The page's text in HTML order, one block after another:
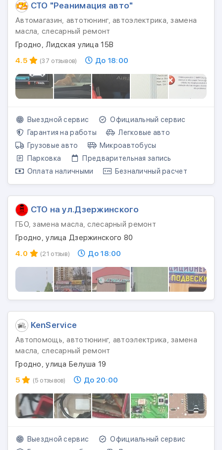
СТО "Реанимация авто"
Автомагазин, автотюнинг, автоэлектрика, замена
масла, слесарный ремонт
Гродно, Лидская улица 15В
4.5
(37 отзывов) До 18:00
Выездной сервис
Официальный сервис
Гарантия на работы
Легковые авто
Грузовые авто
Микроавтобусы
Парковка
Предварительная запись
Оплата наличными
Безналичный расчет
СТО на ул.Дзержинского
ГБО, замена масла, слесарный ремонт
Гродно, улица Дзержинского 80
4.0
(21 отзыв) До 18:00
KenService
Автопомощь, автотюнинг, автоэлектрика, замена
масла, слесарный ремонт
Гродно, улица Белуша 19
5
(5 отзывов) До 20:00
Выездной сервис
Официальный сервис